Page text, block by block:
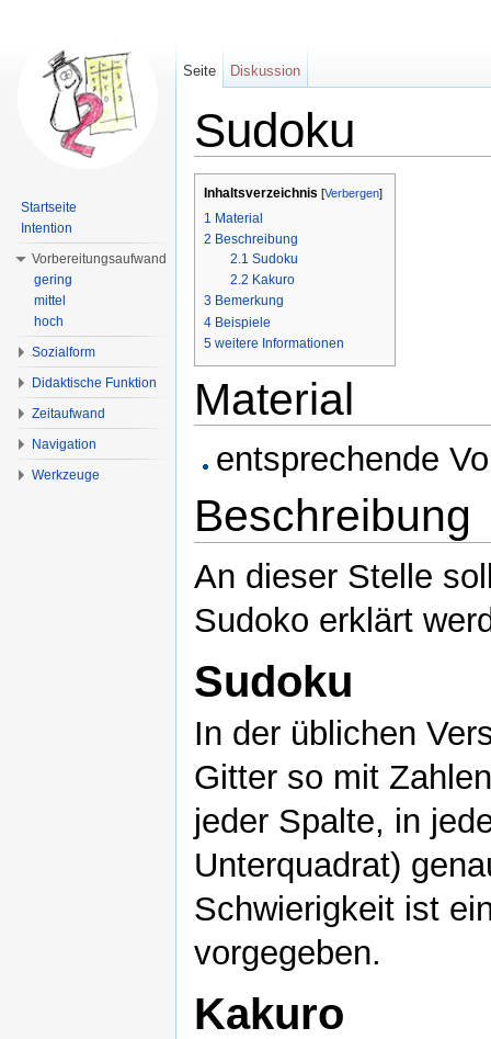
Sudoku
Inhaltsverzeichnis [Verbergen]
1 Material
2 Beschreibung
2.1 Sudoku
2.2 Kakuro
3 Bemerkung
4 Beispiele
5 weitere Informationen
Material
entsprechende
Beschreibung
An dieser Stelle
Sudoko erklärt
Sudoku
In der üblichen
Gitter so mit
jeder Spalte, in
Unterquadrat)
Schwierigkeit ist
vorgegeben.
Kakuro
Seite Diskussion
Startseite
Intention
Vorbereitungsaufwand
gering
mittel
hoch
Sozialform
Didaktische Funktion
Zeitaufwand
Navigation
Werkzeuge